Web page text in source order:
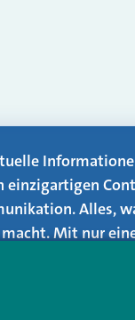
einzigartigen
Alles,
Mit nur